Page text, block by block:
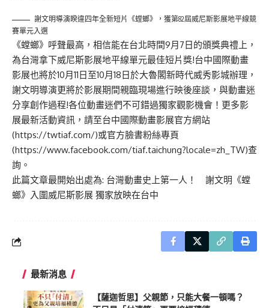
謝文明導演睽違四年全新短片《螳螂》，獲第82屆威尼斯影展地平線競
賽單元入選
《螳螂》呼聲最高，相信能在台北時間9月7日的頒獎典禮上，
為台灣拿下威尼斯影展地平線單元最佳短片獎!台中國際動畫
影展也將於10月11日至10月18日於大魯閣新時代威秀影城辦理，
謝文明導演更將於影展期間親臨現場進行映後座談，與動畫迷
分享創作過程!各位動畫迷們不可錯過獨家觀影機會！更多影
展最新活動資訊，請至台中國際動畫影展官方網站
(https://twtiaf.com/)或官方臉書粉絲專頁
(https://www.facebook.com/tiaf.taichung?locale=zh_TW)查
詢。
此篇文章最開始出處為: 台灣動畫史上第一人！ 謝文明《螳
螂》入圍威尼斯影展 獨家放映在台中
最新消息
【薩迦哲思】父親節，只能大餐一頓嗎？